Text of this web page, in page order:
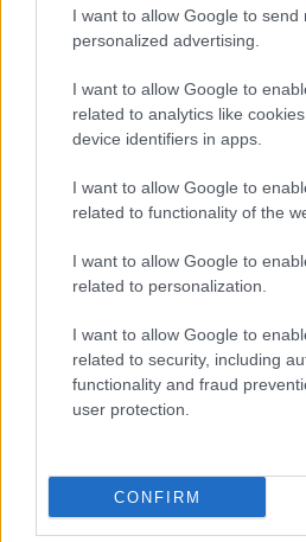
I want to allow Google to send
personalized advertising.
I want to allow Google to
related to analytics like
device identifiers in apps.
I want to allow Google to
related to functionality of the
I want to allow Google to
related to personalization.
I want to allow Google to
related to security, including
functionality and fraud
user protection.
CONFIRM
Άνευ προηγουμένου τα pre orders
Δωρεά απινιδωτή στην
Κέρκυρας από την Π.Ε.Π.Ι.Ε.Θ